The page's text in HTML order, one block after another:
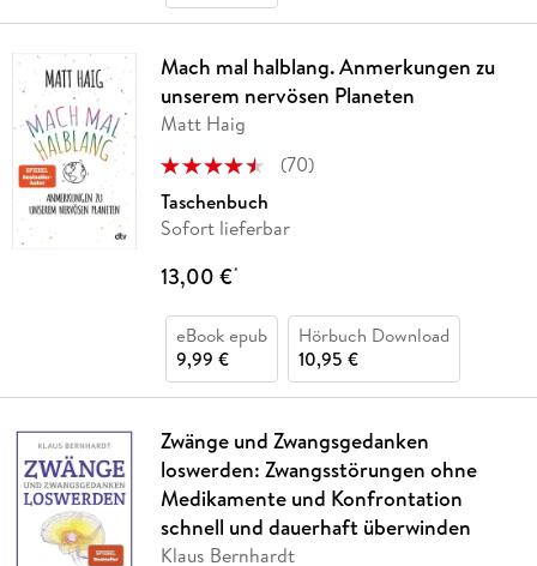
Mach mal halblang. Anmerkungen zu
unserem nervösen Planeten
Matt Haig
(70)
Taschenbuch
Sofort lieferbar
13,00 €*
eBook epub
9,99 €
Hörbuch Download
10,95 €
Zwänge und Zwangsgedanken
loswerden: Zwangsstörungen ohne
Medikamente und Konfrontation
schnell und dauerhaft überwinden
Klaus Bernhardt